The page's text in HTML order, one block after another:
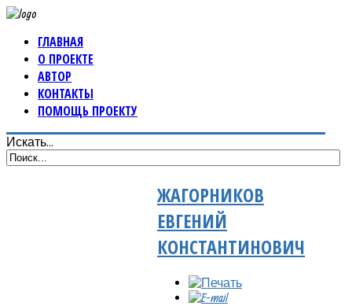
ГЛАВНАЯ
О ПРОЕКТЕ
АВТОР
КОНТАКТЫ
ПОМОЩЬ ПРОЕКТУ
Искать...
ЖАГОРНИКОВ
ЕВГЕНИЙ
КОНСТАНТИНОВИЧ